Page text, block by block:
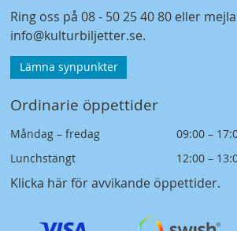
Ring oss på08 - 50 25 40 80 eller
info@kulturbiljetter.se.
Lämna synpunkter
Ordinarie öppettider
Måndag – fredag
09:00 –
Lunchstängt
12:00 –
Klicka här för avvikande öppettider.